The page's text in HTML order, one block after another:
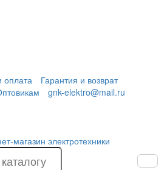
оплата
Гарантия и возврат
gnk-elektro@mail.ru